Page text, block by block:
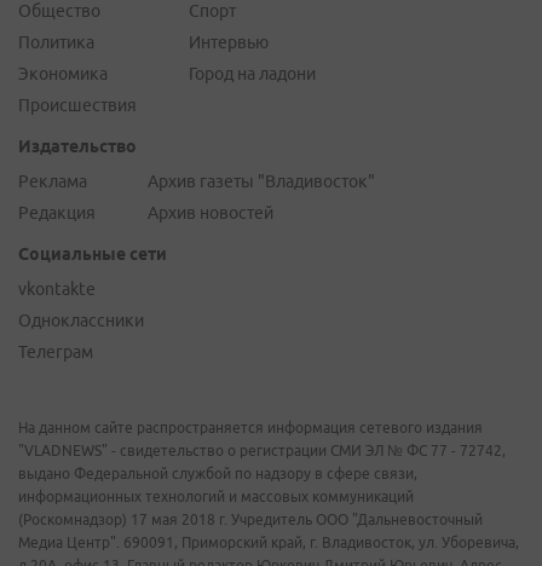
Общество
Политика
Экономика
Происшествия
Спорт
Интервью
Город на ладони
Издательство
Реклама
Редакция
Архив газеты "Владивосток"
Архив новостей
Социальные сети
vkontakte
Одноклассники
Телеграм
На данном сайте распространяется информация сетевого издания
"VLADNEWS" - свидетельство о регистрации СМИ ЭЛ № ФС 77 - 72742,
выдано Федеральной службой по надзору в сфере связи,
информационных технологий и массовых коммуникаций
(Роскомнадзор) 17 мая 2018 г. Учредитель ООО "Дальневосточный
Медиа Центр". 690091, Приморский край, г. Владивосток, ул. Уборевича,